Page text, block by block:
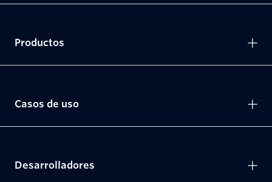
Productos
Casos de uso
Desarrolladores